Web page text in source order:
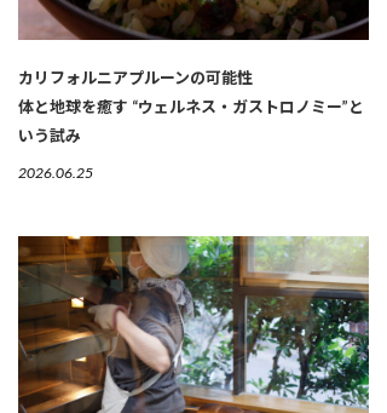
カリフォルニアプルーンの可能性
体と地球を癒す “ウェルネス・ガストロノミー”と
いう試み
2026.06.25